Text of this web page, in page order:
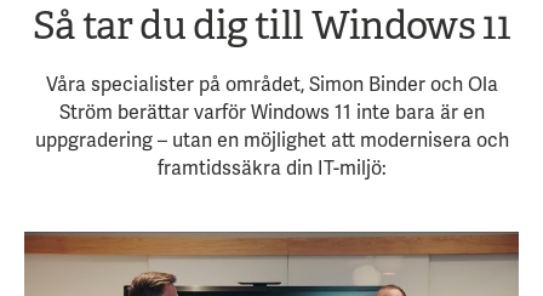
Så tar du dig till Windows 11
Våra specialister på området, Simon Binder och Ola
Ström berättar varför Windows 11 inte bara är en
uppgradering – utan en möjlighet att modernisera och
framtidssäkra din IT-miljö: